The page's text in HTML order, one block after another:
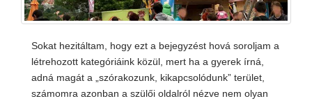
Sokat hezitáltam, hogy ezt a bejegyzést hová soroljam a
létrehozott kategóriáink közül, mert ha a gyerek írná,
adná magát a „szórakozunk, kikapcsolódunk” terület,
számomra azonban a szülői oldalról nézve nem olyan